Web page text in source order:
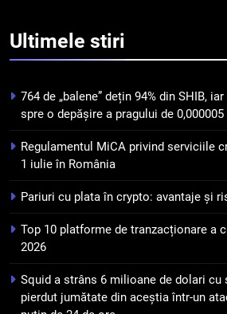
pierdut
puțin de 24
6
Banii digitali
încrederii: O
7
WhiteBIT și
pentru a
fanilor și
STIRI
Ultimele stiri
764 de „balene” dețin 94% din SHIB,
spre o depășire a pragului de
Regulamentul MiCA privind serviciile
1 iulie în România
Pariuri cu plata în crypto: avantaje și
Top 10 platforme de tranzacționare a
2026
Squid a strâns 6 milioane de dolari cu
pierdut jumătate din aceștia într-un